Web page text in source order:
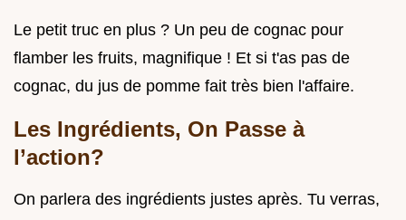
Le petit truc en plus ? Un peu de cognac pour
flamber les fruits, magnifique ! Et si t'as pas de
cognac, du jus de pomme fait très bien l'affaire.
Les Ingrédients, On Passe à
l’action?
On parlera des ingrédients justes après. Tu verras,